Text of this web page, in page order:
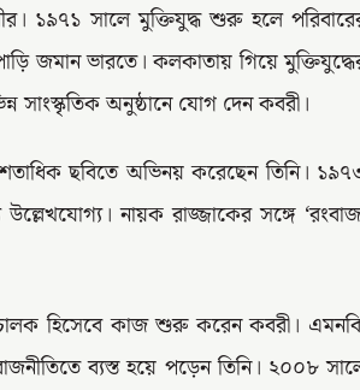
১৯৭১ সালে মুক্তিযুদ্ধ শুরু হলে
জমান ভারতে। কলকাতায় গিয়ে
সাংস্কৃতিক অনুষ্ঠানে যোগ দেন কবরী।
ছবিতে অভিনয় করেছেন তিনি।
নায়ক রাজ্জাকের সঙ্গে
হিসেবে কাজ শুরু করেন কবরী।
ব্যস্ত হয়ে পড়েন তিনি। ২০০৮